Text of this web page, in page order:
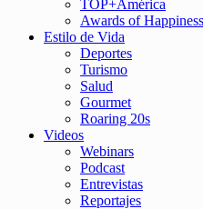
TOP+América
Awards of Happiness
Estilo de Vida
Deportes
Turismo
Salud
Gourmet
Roaring 20s
Videos
Webinars
Podcast
Entrevistas
Reportajes